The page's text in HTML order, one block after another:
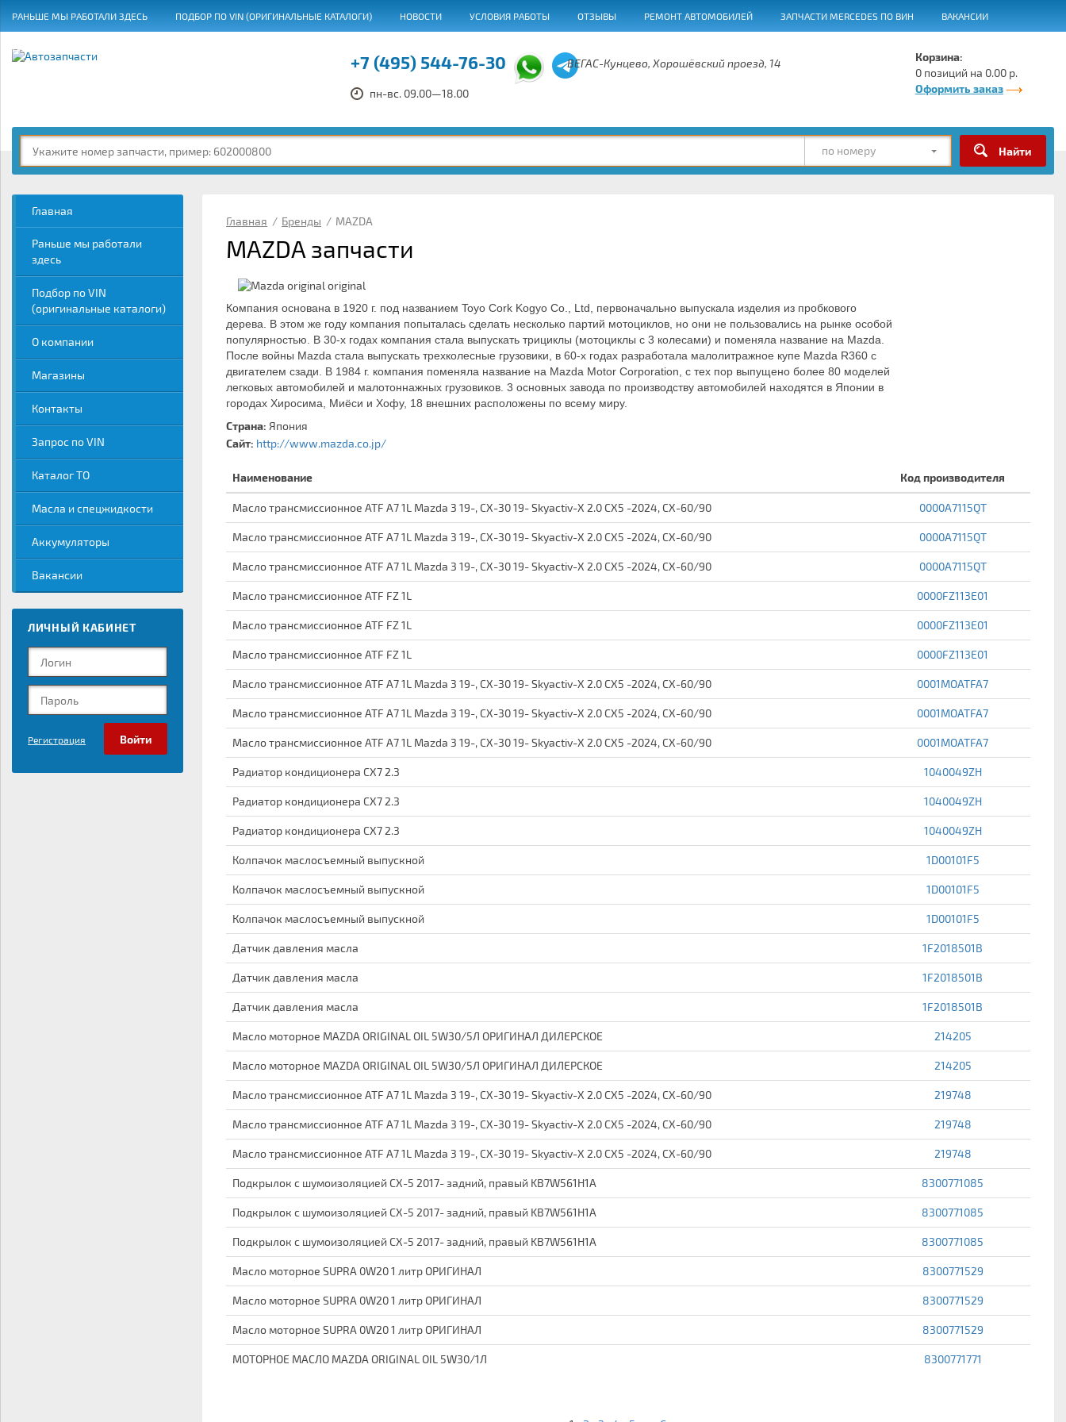
РАНЬШЕ МЫ РАБОТАЛИ ЗДЕСЬ ПОДБОР ПО VIN (ОРИГИНАЛЬНЫЕ КАТАЛОГИ) НОВОСТИ УСЛОВИЯ РАБОТЫ ОТЗЫВЫ РЕМОНТ АВТОМОБИЛЕЙ ЗАПЧАСТИ MERCEDES ПО ВИН ВАКАНСИИ
ГРАФИК РАБОТЫ
+7 (495) 544-76-30
пн-вс. 09.00—18.00
ВЕГАС-Кунцево, Хорошёвский проезд, 14
Корзина:
0 позиций на 0.00 р.
Оформить заказ
по номеру
Главная / Бренды / MAZDA
MAZDA запчасти
Компания основана в 1920 г. под названием Toyo Cork Kogyo Co., Ltd, первоначально выпускала изделия из пробкового
дерева. В этом же году компания попыталась сделать несколько партий мотоциклов, но они не пользовались на рынке особой
популярностью. В 30-х годах компания стала выпускать трициклы (мотоциклы с 3 колесами) и поменяла название на Mazda.
После войны Mazda стала выпускать трехколесные грузовики, в 60-х годах разработала малолитражное купе Mazda R360 с
двигателем сзади. В 1984 г. компания поменяла название на Mazda Motor Corporation, с тех пор выпущено более 80 моделей
легковых автомобилей и малотоннажных грузовиков. 3 основных завода по производству автомобилей находятся в Японии в
городах Хиросима, Миёси и Хофу, 18 внешних расположены по всему миру.
Страна: Япония
Сайт: http://www.mazda.co.jp/
Наименование Код производителя
Масло трансмиссионное ATF A7 1L Mazda 3 19-, CX-30 19- Skyactiv-X 2.0 CX5 -2024, CX-60/90 0000A7115QT
Масло трансмиссионное ATF A7 1L Mazda 3 19-, CX-30 19- Skyactiv-X 2.0 CX5 -2024, CX-60/90 0000A7115QT
Масло трансмиссионное ATF A7 1L Mazda 3 19-, CX-30 19- Skyactiv-X 2.0 CX5 -2024, CX-60/90 0000A7115QT
Масло трансмиссионное ATF FZ 1L 0000FZ113E01
Масло трансмиссионное ATF FZ 1L 0000FZ113E01
Масло трансмиссионное ATF FZ 1L 0000FZ113E01
Масло трансмиссионное ATF A7 1L Mazda 3 19-, CX-30 19- Skyactiv-X 2.0 CX5 -2024, CX-60/90 0001MOATFA7
Масло трансмиссионное ATF A7 1L Mazda 3 19-, CX-30 19- Skyactiv-X 2.0 CX5 -2024, CX-60/90 0001MOATFA7
Масло трансмиссионное ATF A7 1L Mazda 3 19-, CX-30 19- Skyactiv-X 2.0 CX5 -2024, CX-60/90 0001MOATFA7
Радиатор кондиционера CX7 2.3 1040049ZH
Радиатор кондиционера CX7 2.3 1040049ZH
Радиатор кондиционера CX7 2.3 1040049ZH
Колпачок маслосъемный выпускной 1D00101F5
Колпачок маслосъемный выпускной 1D00101F5
Колпачок маслосъемный выпускной 1D00101F5
Датчик давления масла 1F2018501B
Датчик давления масла 1F2018501B
Датчик давления масла 1F2018501B
Масло моторное MAZDA ORIGINAL OIL 5W30/5Л ОРИГИНАЛ ДИЛЕРСКОЕ 214205
Масло моторное MAZDA ORIGINAL OIL 5W30/5Л ОРИГИНАЛ ДИЛЕРСКОЕ 214205
Масло трансмиссионное ATF A7 1L Mazda 3 19-, CX-30 19- Skyactiv-X 2.0 CX5 -2024, CX-60/90 219748
Масло трансмиссионное ATF A7 1L Mazda 3 19-, CX-30 19- Skyactiv-X 2.0 CX5 -2024, CX-60/90 219748
Масло трансмиссионное ATF A7 1L Mazda 3 19-, CX-30 19- Skyactiv-X 2.0 CX5 -2024, CX-60/90 219748
Подкрылок с шумоизоляцией CX-5 2017- задний, правый KB7W561H1A 8300771085
Подкрылок с шумоизоляцией CX-5 2017- задний, правый KB7W561H1A 8300771085
Подкрылок с шумоизоляцией CX-5 2017- задний, правый KB7W561H1A 8300771085
Масло моторное SUPRA 0W20 1 литр ОРИГИНАЛ 8300771529
Масло моторное SUPRA 0W20 1 литр ОРИГИНАЛ 8300771529
Масло моторное SUPRA 0W20 1 литр ОРИГИНАЛ 8300771529
МОТОРНОЕ МАСЛО MAZDA ORIGINAL OIL 5W30/1Л 8300771771
Главная
Раньше мы работали
здесь
Подбор по VIN
(оригинальные каталоги)
О компании
Магазины
Контакты
Запрос по VIN
Каталог ТО
Масла и спецжидкости
Аккумуляторы
Вакансии
ЛИЧНЫЙ КАБИНЕТ
Регистрация